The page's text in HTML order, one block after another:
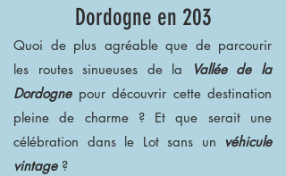
Dordogne en 203
Quoi de plus agréable que de parcourir
les routes sinueuses de la
Vallée de la
Dordognepour découvrir cette destination
pleine de charme ? Et que serait une
célébration dans le Lot sans un véhicule
vintage?